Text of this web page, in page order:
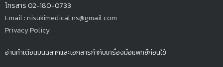
โทรสาร 02-180-0733
Email : nisukimedical.ns@gmail.com
Privacy Policy
อ่านคำเตือนบนฉลากและเอกสารกำกับเครื่องมือแพทย์ก่อนใช้